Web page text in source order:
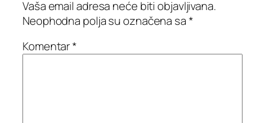
Vaša email adresa neće biti objavljivana.
Neophodna polja su označena sa*
Komentar*